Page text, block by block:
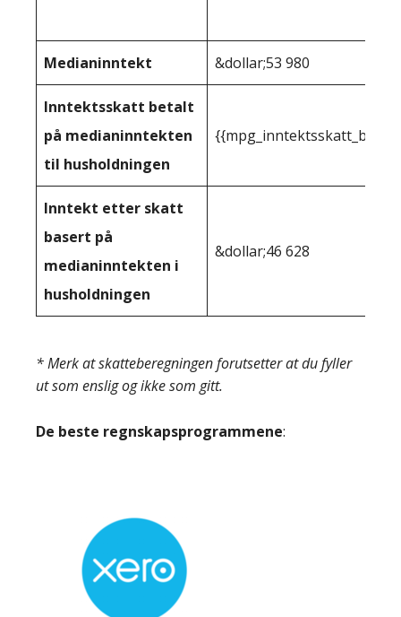
Medianinntekt &dollar;53 980
Inntektsskatt betalt
på medianinntekten
til husholdningen
Inntekt etter skatt
basert på
medianinntekten i
husholdningen
&dollar;46 628
* Merk at skatteberegningen forutsetter at du fyller
ut som enslig og ikke som gitt.
De beste regnskapsprogrammene: